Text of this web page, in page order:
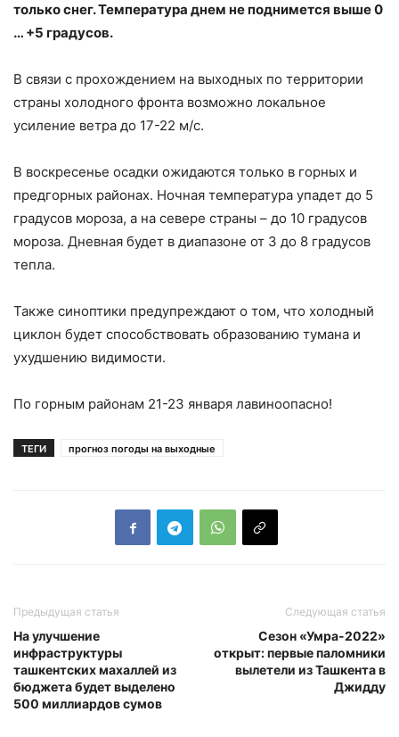
только снег. Температура днем не поднимется выше 0
… +5 градусов.
В связи с прохождением на выходных по территории
страны холодного фронта возможно локальное
усиление ветра до 17-22 м/с.
В воскресенье осадки ожидаются только в горных и
предгорных районах. Ночная температура упадет до 5
градусов мороза, а на севере страны – до 10 градусов
мороза. Дневная будет в диапазоне от 3 до 8 градусов
тепла.
Также синоптики предупреждают о том, что холодный
циклон будет способствовать образованию тумана и
ухудшению видимости.
По горным районам 21-23 января лавиноопасно!
ТЕГИ прогноз погоды на выходные
Предыдущая статья
На улучшение
инфраструктуры
ташкентских махаллей из
бюджета будет выделено
500 миллиардов сумов
Следующая статья
Сезон «Умра-2022»
открыт: первые паломники
вылетели из Ташкента в
Джидду